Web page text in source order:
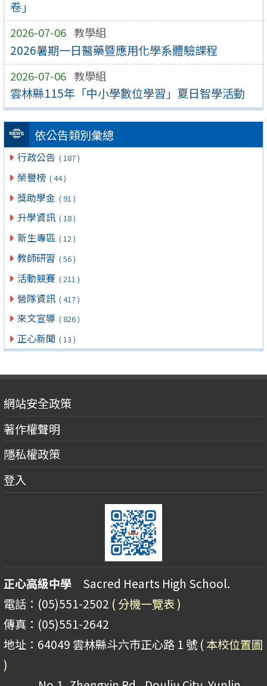
卷」
2026-07-06 教學組
2026暑期一日醫藥暨應用化學系體驗課程
2026-07-06 教學組
雲林縣115年「中小學數位學習」夏日智學活動
依公告類別彙總
行政公告 ( 187 )
榮譽榜 ( 44 )
獎助學金 ( 91 )
升學資訊 ( 18 )
新生專區 ( 12 )
教師研習 ( 56 )
活動競賽 ( 211 )
營隊資訊 ( 417 )
來文宣導 ( 826 )
正心新聞 ( 13 )
網站安全政策
著作權聲明
隱私權政策
登入
正心高級中學 Sacred Hearts High School.
電話：(05)551-2502 ( 分機一覽表 )
傳真：(05)551-2642
地址：64049 雲林縣斗六市正心路 1 號 ( 本校位置圖
)